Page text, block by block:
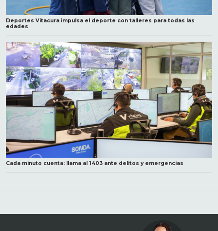
Deportes Vitacura impulsa el deporte con talleres para todas las
edades
Cada minuto cuenta: llama al 1403 ante delitos y emergencias